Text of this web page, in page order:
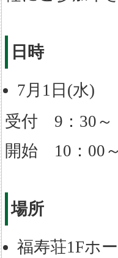
日時
7月1日(水)
受付 9：30～
開始 10：00～
場所
福寿荘1Fホ